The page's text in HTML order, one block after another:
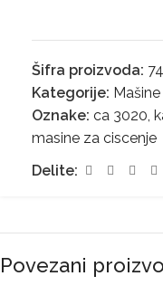
Šifra proizvoda:
Kategorije:
Oznake: ca 3020,
masine za ciscenje
Delite:
Povezani